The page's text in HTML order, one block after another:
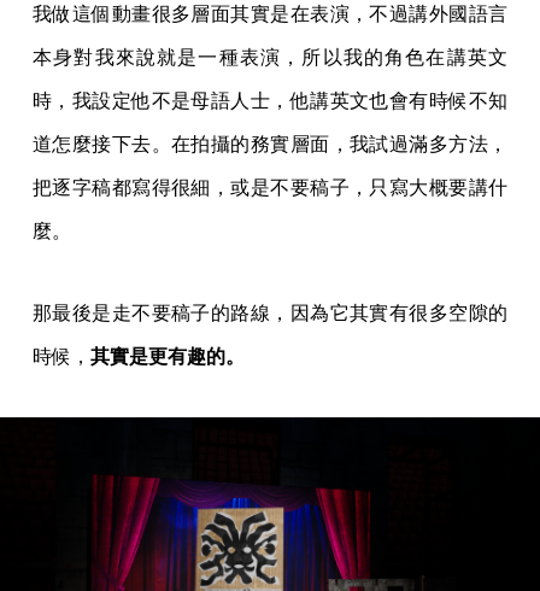
我做這個動畫很多層面其實是在表演，不過講外國語言
本身對我來說就是一種表演，所以我的角色在講英文
時，我設定他不是母語人士，他講英文也會有時候不知
道怎麼接下去。在拍攝的務實層面，我試過滿多方法，
把逐字稿都寫得很細，或是不要稿子，只寫大概要講什
麼。
那最後是走不要稿子的路線，因為它其實有很多空隙的
時候， 其實是更有趣的。